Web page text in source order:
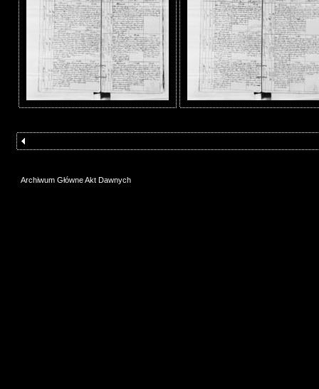
Archiwum Główne Akt Dawnych